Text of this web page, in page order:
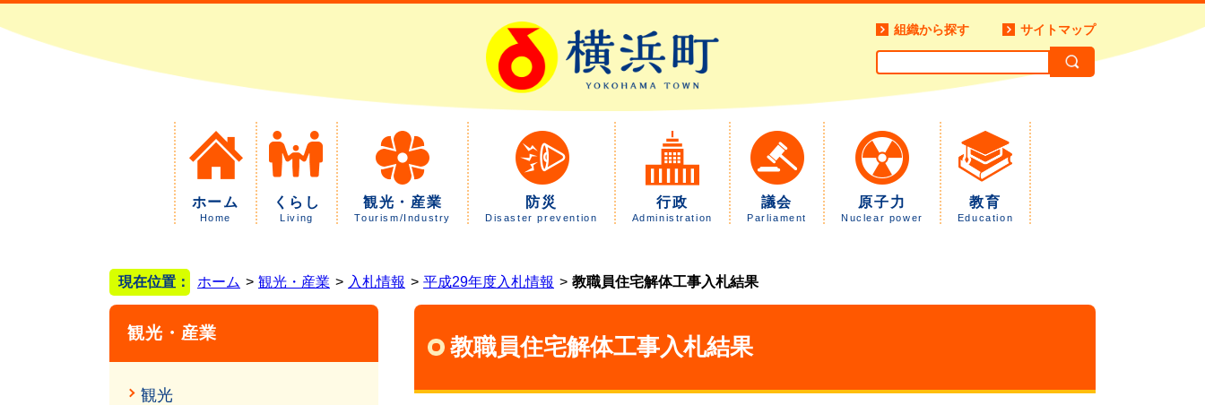
組織から探す サイトマップ
ホーム
Home
くらし
Living
観光・産業
Tourism/Industry
防災
Disaster prevention
行政
Administration
議会
Parliament
原子力
Nuclear power
教育
Education
現在位置： ホーム 観光・産業 入札情報 平成29年度入札情報 教職員住宅解体工事入札結果
観光・産業
観光
教職員住宅解体工事入札結果